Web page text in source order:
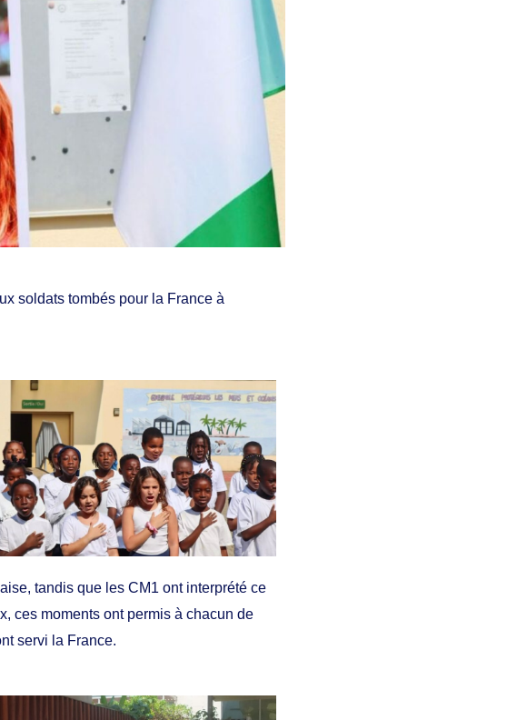
soldats tombés pour la France à
tandis que les CM1 ont interprété ce
ces moments ont permis à chacun de
servi la France.